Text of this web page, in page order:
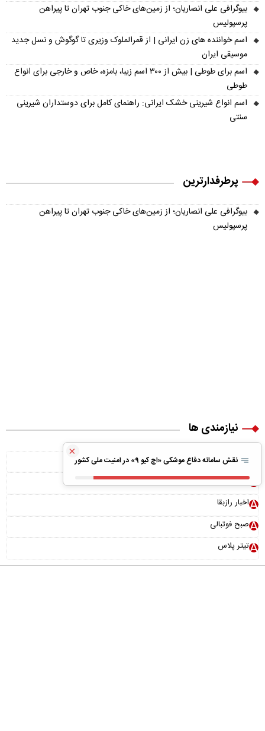
بیوگرافی علی انصاریان؛ از زمین‌های خاکی جنوب تهران تا پیراهن
پرسپولیس
اسم خواننده های زن ایرانی | از قمرالملوک وزیری تا گوگوش و نسل جدید
موسیقی ایران
اسم برای طوطی | بیش از ۳۰۰ اسم زیبا، بامزه، خاص و خارجی برای انواع
طوطی
اسم انواع شیرینی خشک ایرانی: راهنمای کامل برای دوستداران شیرینی
سنتی
پرطرفدارترین
بیوگرافی علی انصاریان؛ از زمین‌های خاکی جنوب تهران تا پیراهن
پرسپولیس
نیازمندی ها
ویلا پیش ساخته
بونوس رایگان
اخبار رازبقا
صبح فوتبالی
تیتر پلاس
×
نقش سامانه دفاع موشکی «اچ کیو ۹» در امنیت ملی کشور